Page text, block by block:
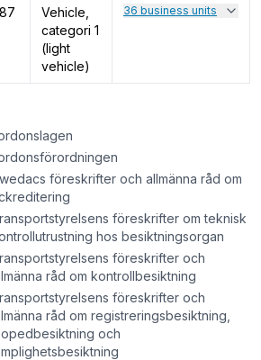
Vehicle,
categori 1
(light
vehicle)
36 business units
föreskrifter och allmänna råd om
föreskrifter om teknisk
hos besiktningsorgan
föreskrifter och
råd om kontrollbesiktning
föreskrifter och
råd om registreringsbesiktning,
och